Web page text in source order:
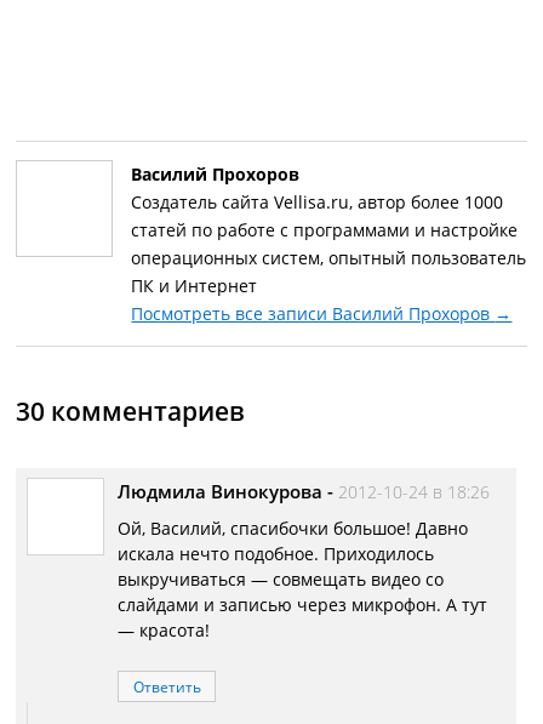
Василий Прохоров
Создатель сайта Vellisa.ru, автор более 1000
статей по работе с программами и настройке
операционных систем, опытный пользователь
ПК и Интернет
Посмотреть все записи Василий Прохоров →
30 комментариев
Людмила Винокурова - 2012-10-24 в 18:26
Ой, Василий, спасибочки большое! Давно
искала нечто подобное. Приходилось
выкручиваться — совмещать видео со
слайдами и записью через микрофон. А тут
— красота!
Ответить